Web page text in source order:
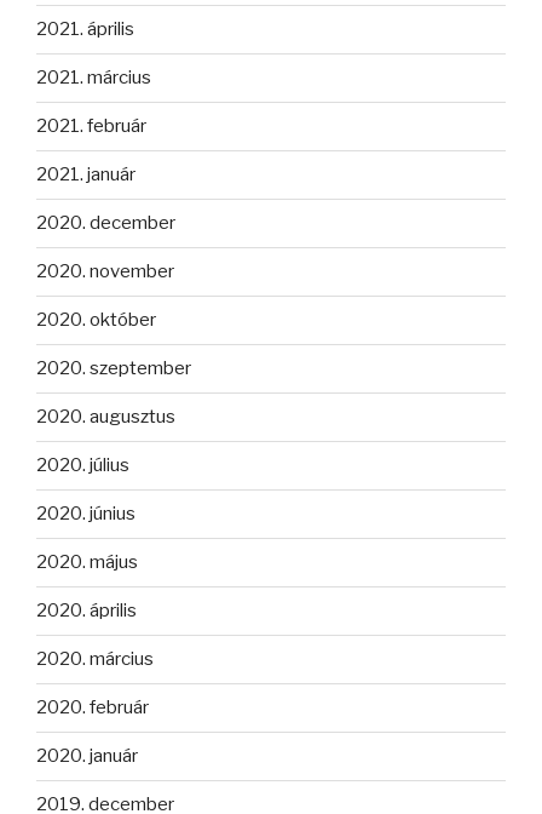
2021. április
2021. március
2021. február
2021. január
2020. december
2020. november
2020. október
2020. szeptember
2020. augusztus
2020. július
2020. június
2020. május
2020. április
2020. március
2020. február
2020. január
2019. december